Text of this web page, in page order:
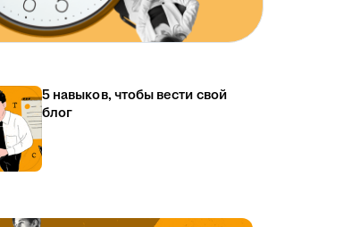
5 навыков, чтобы вести свой
блог